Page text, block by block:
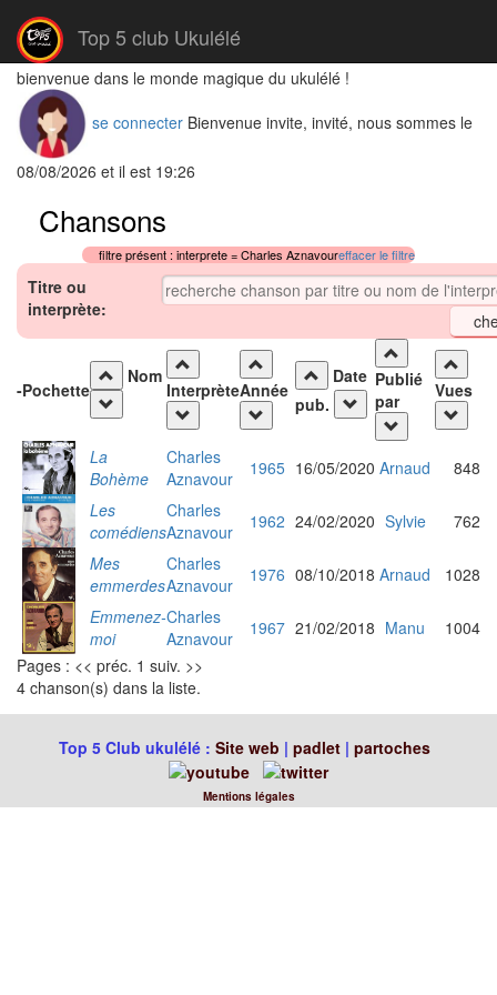
Top 5 club Ukulélé
bienvenue dans le monde magique du ukulélé !
se connecter Bienvenue invite, invité, nous sommes le
08/08/2026 et il est 19:26
Chansons
filtre présent : interprete = Charles Aznavoureffacer le filtre
Titre ou
interprète:
-Pochette
Nom
InterprèteAnnée
Date
pub.
Publié
par
Vues
La
Bohème
Charles
Aznavour
1965 16/05/2020 Arnaud
848
Les
comédiens
Charles
Aznavour
1962 24/02/2020 Sylvie
762
Mes
emmerdes
Charles
Aznavour
1976 08/10/2018 Arnaud
1028
Emmenez-
moi
Charles
Aznavour
1967 21/02/2018 Manu
1004
Pages : << préc. 1 suiv. >>
4 chanson(s) dans la liste.
Top 5 Club ukulélé : Site web | padlet | partoches
Mentions légales